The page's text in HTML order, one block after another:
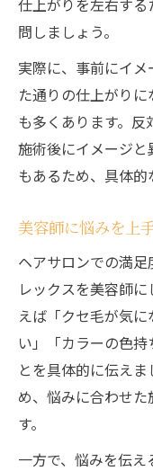
仕上がりを左右す
問しましょう。
実際に、事前にイ
た通りの仕上がり
も多くあります。反
施術後にイメージと
もあるため、具体的
美容師に悩みを上
ヘアサロンでの満
レックスを美容師
えば「クセ毛が気
い」「カラーの色
とを具体的に伝え
め、悩みに合わせ
す。
一方で、悩みを伝